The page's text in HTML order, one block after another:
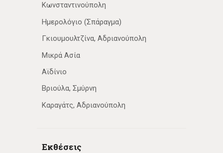
Κωνσταντινούπολη
Ημερολόγιο (Σπάραγμα)
Γκιουμουλτζίνα, Αδριανούπολη
Μικρά Ασία
Αϊδίνιο
Βριούλα, Σμύρνη
Καραγάτς, Αδριανούπολη
Εκθέσεις